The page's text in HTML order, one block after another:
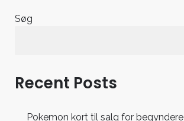
Søg
Recent Posts
Pokemon kort til salg for begyndere